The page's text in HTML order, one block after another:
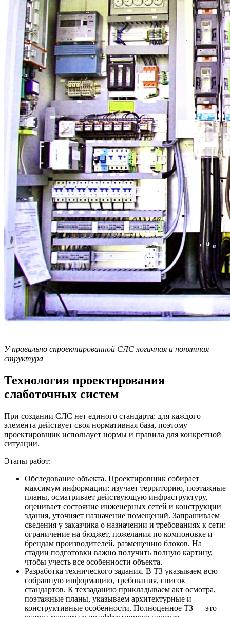
У правильно спроектированной СЛС логичная и понятная
структура
Технология проектирования
слаботочных систем
При создании СЛС нет единого стандарта: для каждого
элемента действует своя нормативная база, поэтому
проектировщик использует нормы и правила для конкретной
ситуации.
Этапы работ:
Обследование объекта. Проектировщик собирает
максимум информации: изучает территорию, поэтажные
планы, осматривает действующую инфраструктуру,
оценивает состояние инженерных сетей и конструкции
здания, уточняет назначение помещений. Запрашиваем
сведения у заказчика о назначении и требованиях к сети:
ограничение на бюджет, пожелания по компоновке и
брендам производителей, размещению блоков. На
стадии подготовки важно получить полную картину,
чтобы учесть все особенности объекта.
Разработка технического задания. В ТЗ указываем всю
собранную информацию, требования, список
стандартов. К техзаданию прикладываем акт осмотра,
поэтажные планы, указываем архитектурные и
конструктивные особенности. Полноценное ТЗ — это